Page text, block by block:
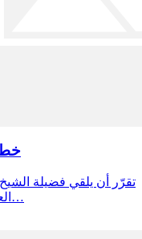
العالمي لعلماء المسلمين، خطبة شهرية في…